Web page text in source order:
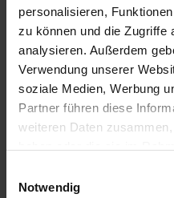
personalisieren,
zu können und die Zugriffe
analysieren. Außerdem
Verwendung unserer
soziale Medien, Werbung
Partner führen diese
weiteren Daten
Cookies, wenn Sie unsere
Notwendig
Datenschutzhinweis:
und die
Daten wie Name,
Adresse.
Sie erklären sich
Daten von uns
, ich möchte